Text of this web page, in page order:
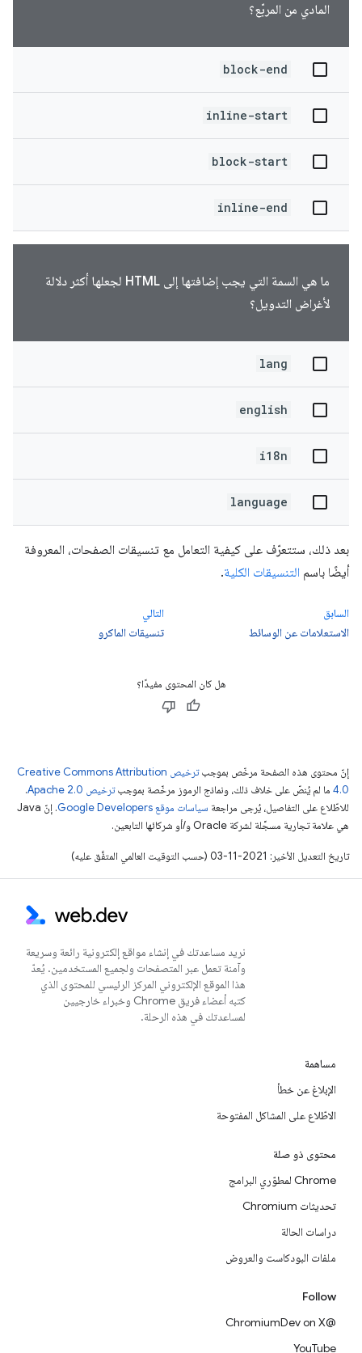
المادي من المربّع؟
block-end
inline-start
block-start
inline-end
ما هي السمة التي يجب إضافتها إلى HTML لجعلها أكثر دلالة
لأغراض التدويل؟
lang
english
i18n
language
بعد ذلك، ستتعرّف على كيفية التعامل مع تنسيقات الصفحات، المعروفة
أيضًا باسم التنسيقات الكلية.
السابق
الاستعلامات عن الوسائط
التالي
تنسيقات الماكرو
هل كان المحتوى مفيدًا؟
إنّ محتوى هذه الصفحة مرخّص بموجب
ترخيص Creative Commons Attribution
4.0‏ ما لم يُنصّ على خلاف ذلك، ونماذج الرموز مرخّصة بموجبترخيص Apache 2.0‏
.
للاطّلاع على التفاصيل، يُرجى مراجعة سياسات موقع Google Developers‏
. إنّ Java
هي علامة تجارية مسجَّلة لشركة Oracle و/أو شركائها التابعين.
تاريخ التعديل الأخير: 2021-11-03 (حسب التوقيت العالمي المتفَّق عليه)
نريد مساعدتك في إنشاء مواقع إلكترونية رائعة وسريعة
وآمنة تعمل عبر المتصفحات ولجميع المستخدمين. يُعدّ
هذا الموقع الإلكتروني المركز الرئيسي للمحتوى الذي
كتبه أعضاء فريق Chrome وخبراء خارجيين
لمساعدتك في هذه الرحلة.
مساهمة
الإبلاغ عن خطأ
الاطّلاع على المشاكل المفتوحة
محتوى ذو صلة
Chrome لمطوّري البرامج
تحديثات Chromium
دراسات الحالة
ملفات البودكاست والعروض
Follow
@ChromiumDev on X
YouTube